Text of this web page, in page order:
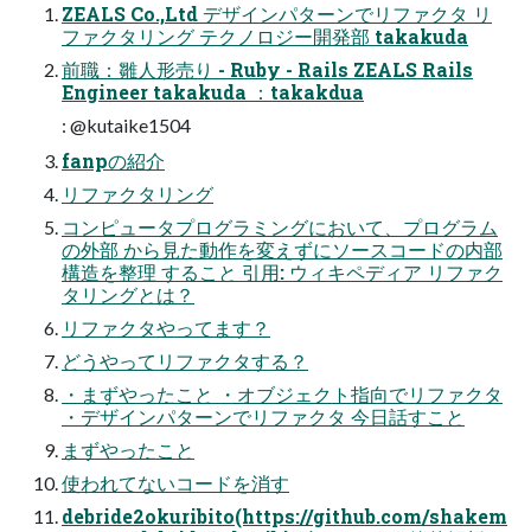
ZEALS Co.,Ltd デザインパターンでリファクタ リ
ファクタリング テクノロジー開発部 takakuda
前職：雛人形売り - Ruby - Rails ZEALS Rails
Engineer takakuda ：takakdua
: @kutaike1504
fanpの紹介
リファクタリング
コンピュータプログラミングにおいて、プログラム
の外部 から見た動作を変えずにソースコードの内部
構造を整理 すること 引用: ウィキペディア リファク
タリングとは？
リファクタやってます？
どうやってリファクタする？
・まずやったこと ・オブジェクト指向でリファクタ
・デザインパターンでリファクタ 今日話すこと
まずやったこと
使われてないコードを消す
debride2okuribito(https://github.com/shakem